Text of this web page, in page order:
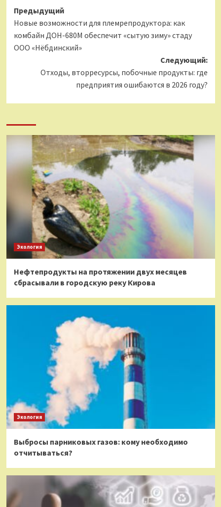
Навигация
записи
Предыдущий
Новые возможности для племрепродуктора: как
комбайн ДОН-680М обеспечит «сытую зиму» стаду
ООО «Нёбдинский»
Следующий:
Отходы, вторресурсы, побочные продукты: где
предприятия ошибаются в 2026 году?
Экология
Нефтепродукты на протяжении двух месяцев
сбрасывали в городскую реку Кирова
Экология
Выбросы парниковых газов: кому необходимо
отчитываться?